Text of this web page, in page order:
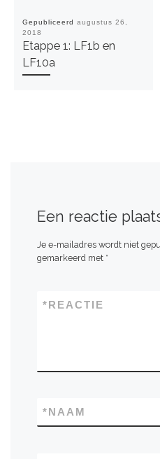
Gepubliceerd augustus 26,
2018
Etappe 1: LF1b en
LF10a
Een reactie
Je e-mailadres wordt niet
gemarkeerd met *
REACTIE
*
NAAM
*